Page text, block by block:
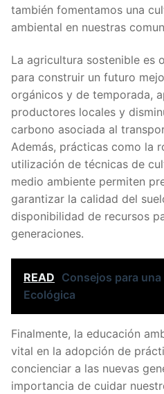
también fomentamos una
ambiental en nuestras
La agricultura sostenible es
para construir un futuro
orgánicos y de temporada,
productores locales y
carbono asociada al
Además, prácticas como la
utilización de técnicas de
medio ambiente permiten
garantizar la calidad del
disponibilidad de recursos
generaciones.
READ Consejos para una
Ecológica
Finalmente, la educación
vital en la adopción de
concienciar a las nuevas
importancia de cuidar